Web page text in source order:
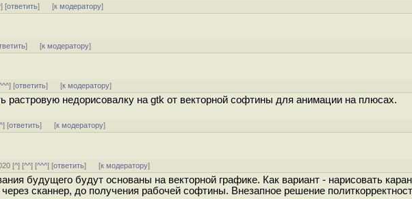
] [ответить] [к модератору]
] [к модератору]
] [ответить] [к модератору]
растровую недорисовалку на gtk от векторной софтины для анимации на плюсах.
] [ответить] [к модератору]
[^] [^^] [^^^] [ответить] [к модератору]
будущего будут основаны на векторной графике. Как вариант - нарисовать
через сканнер, до получения рабочей софтины. Внезапное решение